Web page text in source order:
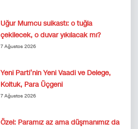
Uğur Mumcu suikastı: o tuğla
çekilecek, o duvar yıkılacak mı?
7 Ağustos 2026
Yeni Parti’nin Yeni Vaadi ve Delege,
Koltuk, Para Üçgeni
7 Ağustos 2026
Özel: Paramız az ama düşmanımız da